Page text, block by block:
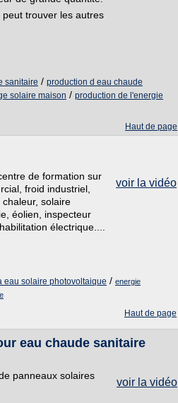
trouver les autres
sanitaire / production d eau chaude
solaire maison / production de l'energie
Haut de page
voir la vidéo
de formation sur
froid industriel,
solaire
éolien, inspecteur
électrique....
eau solaire photovoltaique / energie
Haut de page
eau chaude sanitaire
voir la vidéo
panneaux solaires